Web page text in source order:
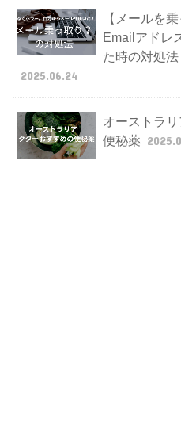
【メールを
Emailアドレ
た時の対処法
2025.06.24
オーストラ
便秘薬